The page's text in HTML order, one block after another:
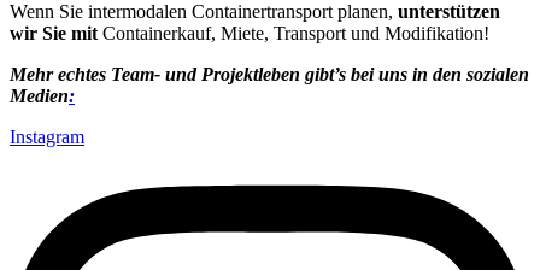
Wenn Sie intermodalen Containertransport planen, unterstützen
wir Sie mit Containerkauf, Miete, Transport und Modifikation!
Mehr echtes Team- und Projektleben gibt’s bei uns in den sozialen
Medien:
Instagram